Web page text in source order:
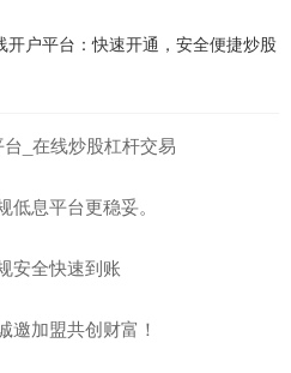
开户平台：快速开通，安全便捷炒股
_在线炒股杠杆交易
息平台更稳妥。
安全快速到账
邀加盟共创财富！